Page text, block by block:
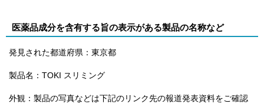
医薬品成分を含有する旨の表示がある製品の名称など
発見された都道府県：東京都
製品名：TOKI スリミング
外観：製品の写真などは下記のリンク先の報道発表資料をご確認